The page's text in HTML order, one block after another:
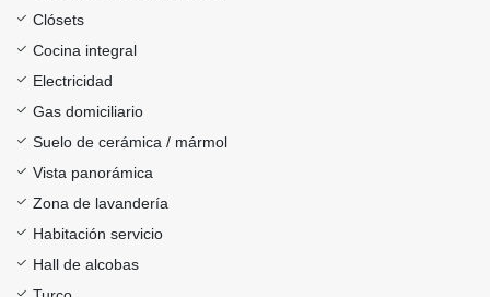
Clósets
Cocina integral
Electricidad
Gas domiciliario
Suelo de cerámica / mármol
Vista panorámica
Zona de lavandería
Habitación servicio
Hall de alcobas